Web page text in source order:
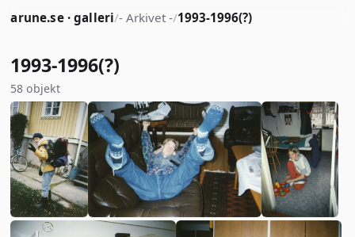
arune.se · galleri/- Arkivet -/1993-1996(?)
1993-1996(?)
58 objekt